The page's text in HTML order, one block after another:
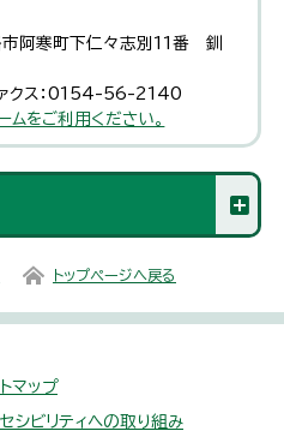
寒町下仁々志別11番 釧
クス：0154-56-2140
ムをご利用ください。
トップページへ戻る
マップ
シビリティへの取り組み